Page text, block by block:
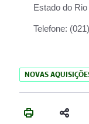
Estado do
Telefone:
NOVAS